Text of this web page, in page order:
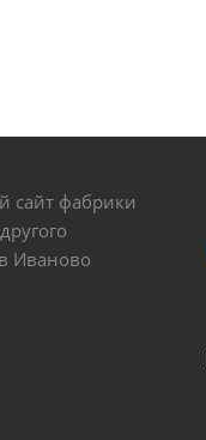
сайт фабрики
Иваново